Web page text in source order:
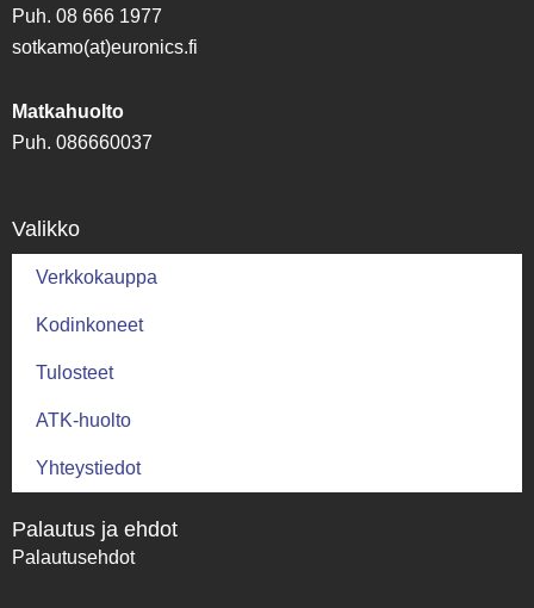
Puh. 08 666 1977
sotkamo(at)euronics.fi
Matkahuolto
Puh. 086660037
Valikko
Verkkokauppa
Kodinkoneet
Tulosteet
ATK-huolto
Yhteystiedot
Palautus ja ehdot
Palautusehdot